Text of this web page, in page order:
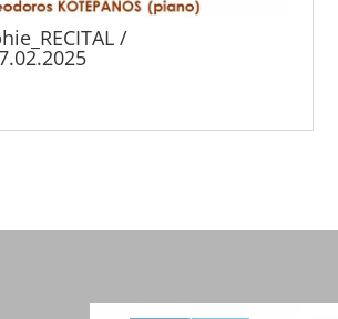
/